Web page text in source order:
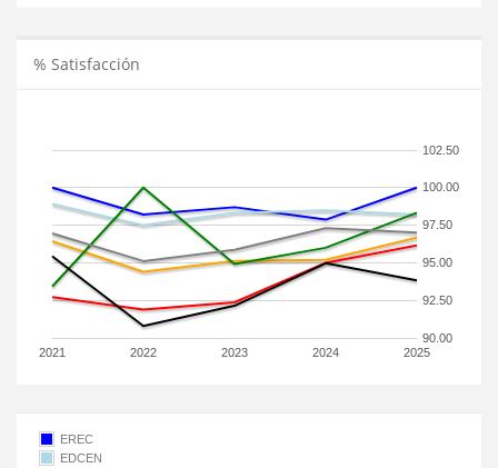
% Satisfacción
2021 2022 2023 2024 2025
90.00
92.50
95.00
97.50
100.00
102.50
EREC
EDCEN